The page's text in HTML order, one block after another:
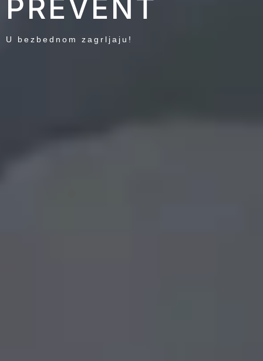
PREVENT
U bezbednom zagrljaju!